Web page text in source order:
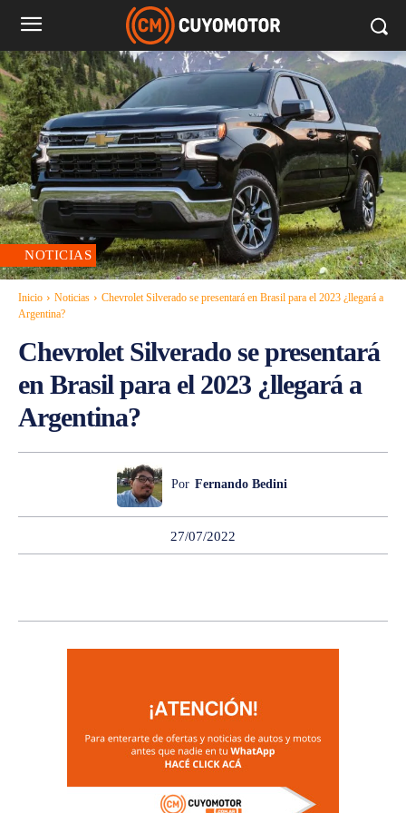
NOTICIAS
Inicio Noticias
Chevrolet Silverado se presentará en Brasil para el 2023 ¿llegará a
Argentina?
Chevrolet Silverado se presentará
en Brasil para el 2023 ¿llegará a
Argentina?
Por Fernando Bedini
27/07/2022